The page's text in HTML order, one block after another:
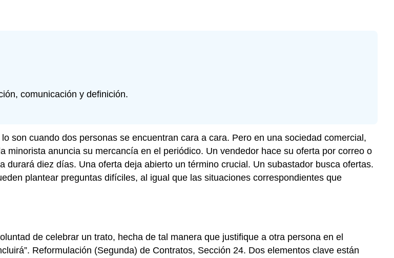
comunicación y definición.
son cuando dos personas se encuentran cara a cara. Pero en una sociedad comercial,
minorista anuncia su mercancía en el periódico. Un vendedor hace su oferta por correo o
diez días. Una oferta deja abierto un término crucial. Un subastador busca ofertas.
plantear preguntas difíciles, al igual que las situaciones correspondientes que
de celebrar un trato, hecha de tal manera que justifique a otra persona en el
Reformulación (Segunda) de Contratos, Sección 24. Dos elementos clave están